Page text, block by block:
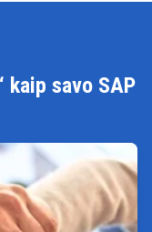
kaip savo SAP